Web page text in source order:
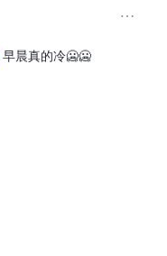
早晨真的冷🥶🥶